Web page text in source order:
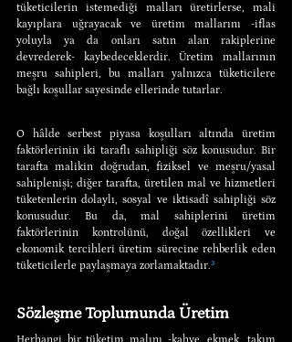
tüketicilerin istemediği malları üretirlerse, mali
kayıplara uğrayacak ve üretim mallarını -iflas
yoluyla ya da onları satın alan rakiplerine
devrederek- kaybedeceklerdir. Üretim mallarının
meşru sahipleri, bu malları yalnızca tüketicilere
bağlı koşullar sayesinde ellerinde tutarlar.
O hâlde serbest piyasa koşulları altında üretim
faktörlerinin iki taraflı sahipliği söz konusudur. Bir
tarafta malikin doğrudan, fiziksel ve meşru/yasal
sahiplenişi; diğer tarafta, üretilen mal ve hizmetleri
tüketenlerin dolaylı, sosyal ve iktisadî sahipliği söz
konusudur. Bu da, mal sahiplerini üretim
faktörlerinin kontrolünü, doğal özellikleri ve
ekonomik tercihleri üretim sürecine rehberlik eden
tüketicilerle paylaşmaya zorlamaktadır.³
Sözleşme Toplumunda Üretim
Herhangi bir tüketim malını -kahve, ekmek, takım